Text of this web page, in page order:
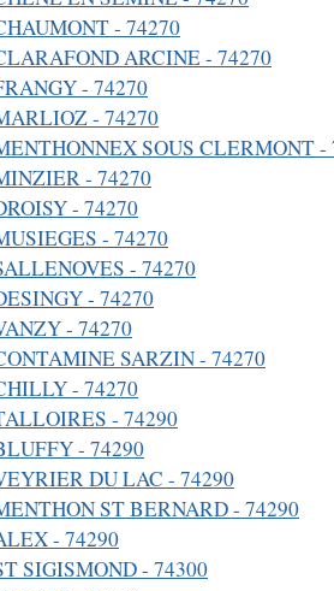
- 74270
ARCINE - 74270
- 74270
- 74270
SOUS CLERMONT -
- 74270
- 74270
- 74270
- 74270
- 74270
- 74270
SARZIN - 74270
- 74270
- 74290
- 74290
DU LAC - 74290
ST BERNARD - 74290
- 74290
SIGISMOND - 74300